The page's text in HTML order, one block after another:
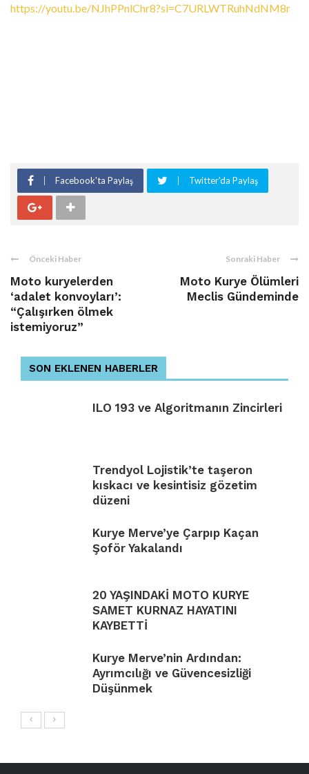
https://youtu.be/NJhPPnlChr8?si=C7URLWTRuhNdNM8r
Facebook'ta Paylaş Twitter'da Paylaş
Önceki Haber
Moto kuryelerden
‘adalet konvoyları’:
“Çalışırken ölmek
istemiyoruz”
Sonraki Haber
Moto Kurye Ölümleri
Meclis Gündeminde
SON EKLENEN HABERLER
ILO 193 ve Algoritmanın Zincirleri
Trendyol Lojistik’te taşeron
kıskacı ve kesintisiz gözetim
düzeni
Kurye Merve’ye Çarpıp Kaçan
Şoför Yakalandı
20 YAŞINDAKİ MOTO KURYE
SAMET KURNAZ HAYATINI
KAYBETTİ
Kurye Merve’nin Ardından:
Ayrımcılığı ve Güvencesizliği
Düşünmek